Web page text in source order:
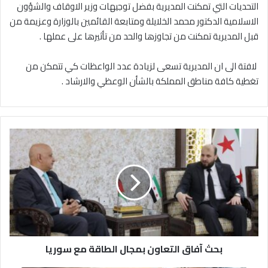
التحديات التي تمكنت المديرية بفضل توجيهات وزير الاوقاف والشؤون
الاسلامية الدكتور محمد الخلايلة ومتابعة القائمين بالوزارة وعزيمة من
قبل المديرية تمكنت من تجاوزها والحد من تأثيرها على عملها .
‎ لافتة الى ان المديرية تسعى لزيادة عدد الواعظات كي تتمكن من
تغطية كافة مناطق المملكة بالشأن الوعظي والارشاد .
ب
ح
ث
آ
ف
ا
ق
ا
ل
بحث آفاق التعاون بمجال الطاقة مع سوريا